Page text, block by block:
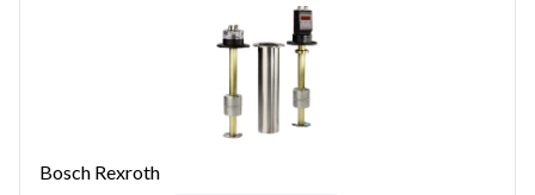
Bosch Rexroth